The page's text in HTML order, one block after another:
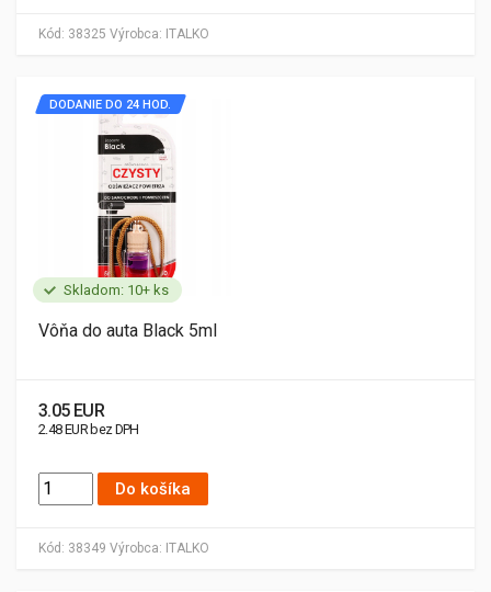
Kód: 38325 Výrobca: ITALKO
Skladom: 10+ ks
Kód: 38349 Výrobca: ITALKO
DODANIE DO 24 HOD.
Vôňa do auta Black 5ml
3.05 EUR
2.48 EUR bez DPH
Do košíka